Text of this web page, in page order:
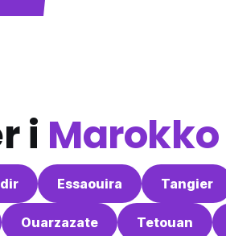
i Marokko
Essaouira Tangier
Ouarzazate Tetouan